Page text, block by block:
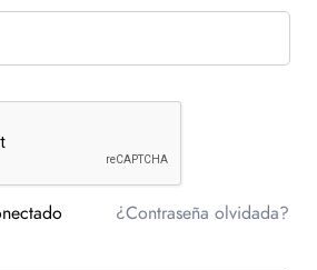
¿Contraseña olvidada?